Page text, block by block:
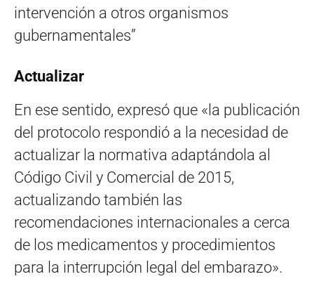
intervención a otros organismos
gubernamentales”
Actualizar
En ese sentido, expresó que «la publicación
del protocolo respondió a la necesidad de
actualizar la normativa adaptándola al
Código Civil y Comercial de 2015,
actualizando también las
recomendaciones internacionales a cerca
de los medicamentos y procedimientos
para la interrupción legal del embarazo».